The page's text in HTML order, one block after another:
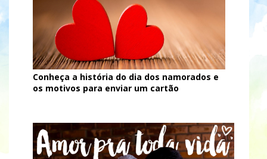
Conheça a história do dia dos namorados e
os motivos para enviar um cartão